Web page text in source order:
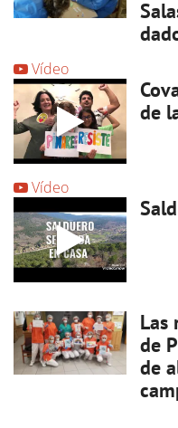
Vídeo
de
Vídeo
Las
de
de